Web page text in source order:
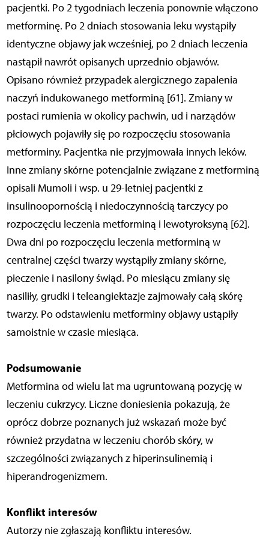
pacjentki. Po 2 tygodniach leczenia ponownie włączono
metforminę. Po 2 dniach stosowania leku wystąpiły
identyczne objawy jak wcześniej, po 2 dniach leczenia
nastąpił nawrót opisanych uprzednio objawów.
Opisano również przypadek alergicznego zapalenia
naczyń indukowanego metforminą [61]. Zmiany w
postaci rumienia w okolicy pachwin, ud i narządów
płciowych pojawiły się po rozpoczęciu stosowania
metforminy. Pacjentka nie przyjmowała innych leków.
Inne zmiany skórne potencjalnie związane z metforminą
opisali Mumoli i wsp. u 29-letniej pacjentki z
insulinoopornością i niedoczynnością tarczycy po
rozpoczęciu leczenia metforminą i lewotyroksyną [62].
Dwa dni po rozpoczęciu leczenia metforminą w
centralnej części twarzy wystąpiły zmiany skórne,
pieczenie i nasilony świąd. Po miesiącu zmiany się
nasiliły, grudki i teleangiektazje zajmowały całą skórę
twarzy. Po odstawieniu metforminy objawy ustąpiły
samoistnie w czasie miesiąca.
Podsumowanie
Metformina od wielu lat ma ugruntowaną pozycję w
leczeniu cukrzycy. Liczne doniesienia pokazują, że
oprócz dobrze poznanych już wskazań może być
również przydatna w leczeniu chorób skóry, w
szczególności związanych z hiperinsulinemią i
hiperandrogenizmem.
Konflikt interesów
Autorzy nie zgłaszają konfliktu interesów.